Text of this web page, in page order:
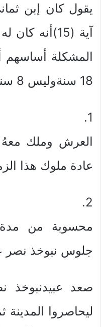
يقول كان إبن
آية (15)أنه
المشكلة أساسهم
18 سنةوليس 8 سنين لأنه كان لهُ نساء
1. هوجلس
عادة ملوك هذا
محسوبة من
جلوس نبوخذ نصر
صعد عبيدنبوخذ
ليحاصروا